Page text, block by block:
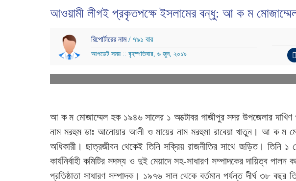
আওয়ামী লীগই প্রকৃতপক্ষে ইসলামের বন্ধু: আ ক ম
রিপোর্টারের নাম/ ৭৯১ বার
আপডেট সময় :: বৃহস্পতিবার, ৬ জুন, ২০১৯
আ ক ম মোজাম্মেল হক ১৯৪৬ সালের ১ অক্টোবর গাজীপুর সদর উপজেলার দাখিণ
নাম মরহুম ডাঃ আনোয়ার আলী ও মায়ের নাম মরহুমা রাবেয়া খাতুন। আ ক ম
অধিকারী। ছাত্রজীবন থেকেই তিনি সক্রিয় রাজনীতির সাথে জড়িত। তিনি ১
কার্যনির্বাহী কমিটির সদস্য ও দুই মেয়াদে সহ-সাধারণ সম্পাদকের দায়িত্ব
প্রতিষ্ঠাতা সাধারণ সম্পাদক। ১৯৭৬ সাল থেকে বর্তমান পর্যন্ত দীর্ঘ ৩৮ বছর